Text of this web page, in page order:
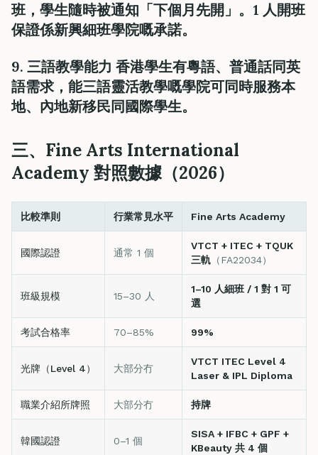
班，學生隨時被通知「下個月先開」。1 人開班
保證係新興細班學院嘅承諾。
9. 三語教學能力 香港學生有粵語、普通話同英
語需求，能三語靈活教學嘅學院可同時服務本
地、內地新移民同國際學生。
三、Fine Arts International
Academy 對照數據（2026）
比較準則 行業常見水平 Fine Arts Academy
國際認證 通常 1 個
VTCT + ITEC + TQUK
三軌 （FA22034）
班級規模 15–30 人
1–10 人細班 / 1 對 1 可
選
考試合格率 70–85% 99%
光牌（Level 4） 大部分冇
VTCT ITEC Level 4
Laser & IPL Diploma
職業介紹所牌照 大部分冇 持牌
韓國認證 0–1 個
SISA + IFBC + GPF +
KBeauty 共 4 個